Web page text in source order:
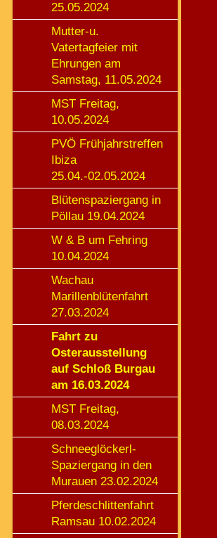
25.05.2024
Mutter-u.
Vatertagfeier mit
Ehrungen am
Samstag, 11.05.2024
MST Freitag,
10.05.2024
PVÖ Frühjahrstreffen
Ibiza
25.04.-02.05.2024
Blütenspaziergang in
Pöllau 19.04.2024
W & B um Fehring
10.04.2024
Wachau
Marillenblütenfahrt
27.03.2024
Fahrt zu
Osterausstellung
auf Schloß Burgau
am 16.03.2024
MST Freitag,
08.03.2024
Schneeglöckerl-
Spaziergang in den
Murauen 23.02.2024
Pferdeschlittenfahrt
Ramsau 10.02.2024